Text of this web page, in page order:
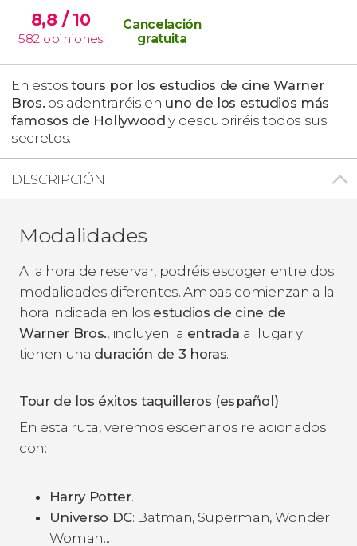
8,8 / 10
582 opiniones
Cancelación
gratuita
En estostours por los estudios de cine Warner
Bros. os adentraréis en uno de los estudios más
famosos de Hollywood y descubriréis todos sus
secretos.
DESCRIPCIÓN
Modalidades
A la hora de reservar, podréis escoger entre dos
modalidades diferentes. Ambas comienzan a la
hora indicada en los estudios de cine de
Warner Bros., incluyen la entrada al lugar y
tienen una duración de 3 horas.
Tour de los éxitos taquilleros (español)
En esta ruta, veremos escenarios relacionados
con:
Harry Potter.
Universo DC: Batman, Superman, Wonder
Woman...